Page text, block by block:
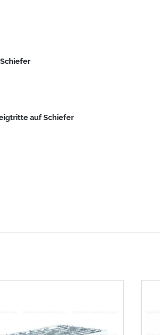
auf Schiefer